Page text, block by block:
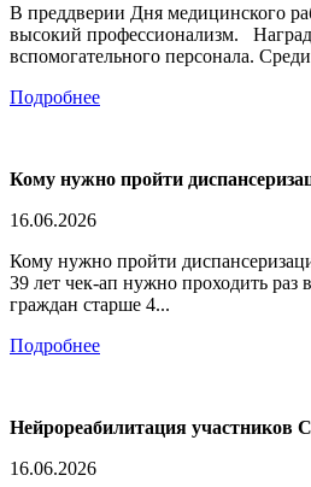
В преддверии Дня медицинского
высокий профессионализм.
вспомогательного персонала.
Подробнее
Кому нужно пройти
16.06.2026
Кому нужно пройти
39 лет чек-ап нужно проходить
граждан старше 4...
Подробнее
Нейрореабилитация участников
16.06.2026